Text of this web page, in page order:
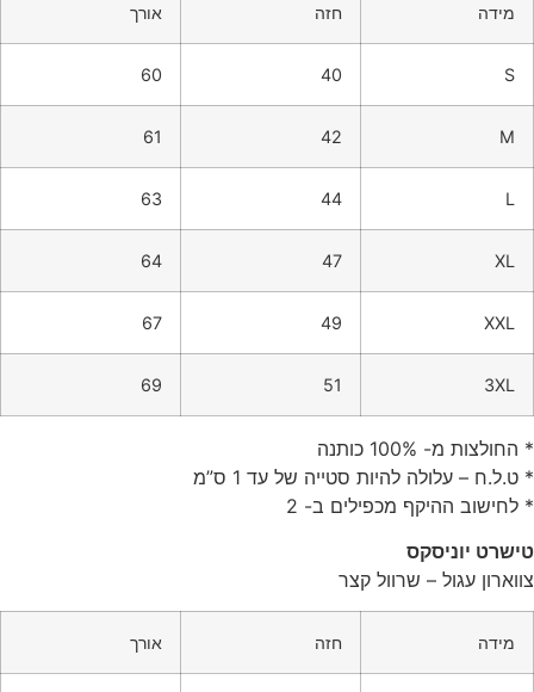
מידה חזה אורך
S
40
60
M
42
61
L
44
63
XL
47
64
XXL
49
67
3XL
51
69
* החולצות מ- 100% כותנה
* ט.ל.ח – עלולה להיות סטייה של עד 1 ס”מ
* לחישוב ההיקף מכפילים ב- 2
טישרט יוניסקס
צווארון עגול – שרוול קצר
מידה חזה אורך